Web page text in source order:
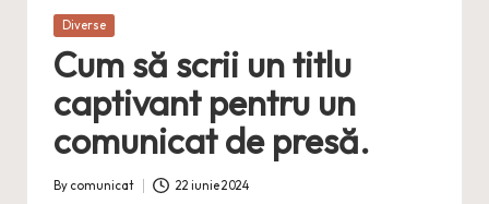
Posted
Diverse
Cum să scrii un titlu
captivant pentru un
comunicat de presă.
Posted
By comunicat 22 iunie 2024